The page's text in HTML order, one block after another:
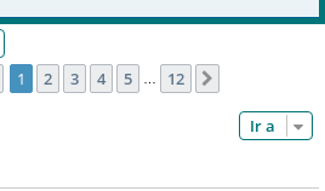
Página de 12
1 2 3 4 5 … 12
Ir a